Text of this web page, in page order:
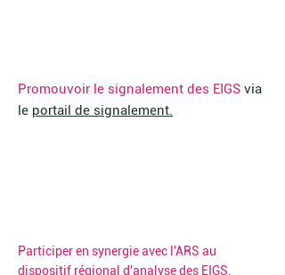
Promouvoir le signalement des EIGS via
le portail de signalement.
Participer en synergie avec l'ARS au
dispositif régional d'analyse des EIGS.